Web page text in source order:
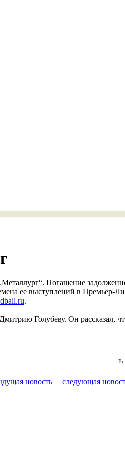
Погашение
ее выступлений в Премьер-
.
Голубеву. Он рассказал,
новость следующая